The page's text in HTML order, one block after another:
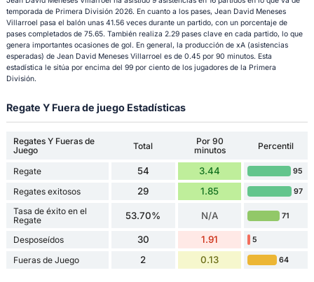
temporada de Primera División 2026. En cuanto a los pases, Jean David Meneses
Villarroel pasa el balón unas 41.56 veces durante un partido, con un porcentaje de
pases completados de 75.65. También realiza 2.29 pases clave en cada partido, lo que
genera importantes ocasiones de gol. En general, la producción de xA (asistencias
esperadas) de Jean David Meneses Villarroel es de 0.45 por 90 minutos. Esta
estadística le sitúa por encima del 99 por ciento de los jugadores de la Primera
División.
Regate Y Fuera de juego Estadísticas
Regates Y Fueras de
Juego
Total
Por 90
minutos
Percentil
Regate 54 3.44 95
Regates exitosos 29 1.85 97
Tasa de éxito en el
Regate
53.70% N/A 71
Desposeídos 30 1.91 5
Fueras de Juego 2 0.13 64